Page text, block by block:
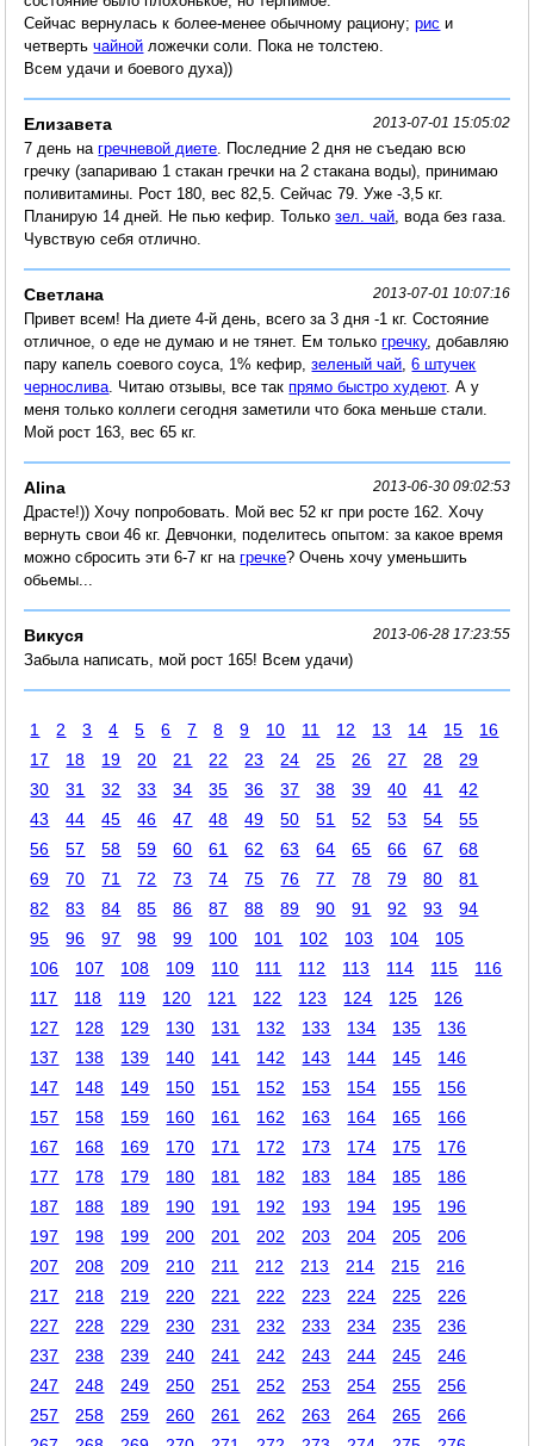
Сейчас вернулась к более-менее обычному рациону;рис и
четвертьчайной ложечки соли. Пока не толстею.
Всем удачи и боевого духа))
Елизавета 2013-07-01 15:05:02
7 день нагречневой диете . Последние 2 дня не съедаю всю
гречку (запариваю 1 стакан гречки на 2 стакана воды), принимаю
поливитамины. Рост 180, вес 82,5. Сейчас 79. Уже -3,5 кг.
Планирую 14 дней. Не пью кефир. Толькозел. чай , вода без газа.
Чувствую себя отлично.
Светлана 2013-07-01 10:07:16
Привет всем! На диете 4-й день, всего за 3 дня -1 кг. Состояние
отличное, о еде не думаю и не тянет. Ем толькогречку, добавляю
пару капель соевого соуса, 1% кефир,зеленый чай ,6 штучек
чернослива . Читаю отзывы, все такпрямо быстро худеют. А у
меня только коллеги сегодня заметили что бока меньше стали.
Мой рост 163, вес 65 кг.
Alina 2013-06-30 09:02:53
Драсте!)) Хочу попробовать. Мой вес 52 кг при росте 162. Хочу
вернуть свои 46 кг. Девчонки, поделитесь опытом: за какое время
можно сбросить эти 6-7 кг нагречке? Очень хочу уменьшить
обьемы...
Викуся 2013-06-28 17:23:55
Забыла написать, мой рост 165! Всем удачи)
1 2 3 4 5 6 7 8 9 10 11 12 13 14 15
16
17
18 19 20 21 22 23 24 25 26 27 28
29
30
31 32 33 34 35 36 37 38 39 40 41
42
43
44 45 46 47 48 49 50 51 52 53 54
55
56
57 58 59 60 61 62 63 64 65 66 67
68
69
70 71 72 73 74 75 76 77 78 79 80
81
82
83 84 85 86 87 88 89 90 91 92 93
94
95
96 97 98 99 100 101 102 103 104
105
106
107 108 109 110 111 112 113 114 115
116
117
118 119 120 121 122 123 124 125
126
127
128 129 130 131 132 133 134 135
136
137
138 139 140 141 142 143 144 145
146
147
148 149 150 151 152 153 154 155
156
157
158 159 160 161 162 163 164 165
166
167
168 169 170 171 172 173 174 175
176
177
178 179 180 181 182 183 184 185
186
187
188 189 190 191 192 193 194 195
196
197
198 199 200 201 202 203 204 205
206
207
208 209 210 211 212 213 214 215
216
217
218 219 220 221 222 223 224 225
226
227
228 229 230 231 232 233 234 235
236
237
238 239 240 241 242 243 244 245
246
247
248 249 250 251 252 253 254 255
256
257
258 259 260 261 262 263 264 265
266